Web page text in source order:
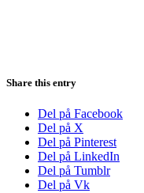
Share this entry
Del på Facebook
Del på X
Del på Pinterest
Del på LinkedIn
Del på Tumblr
Del på Vk